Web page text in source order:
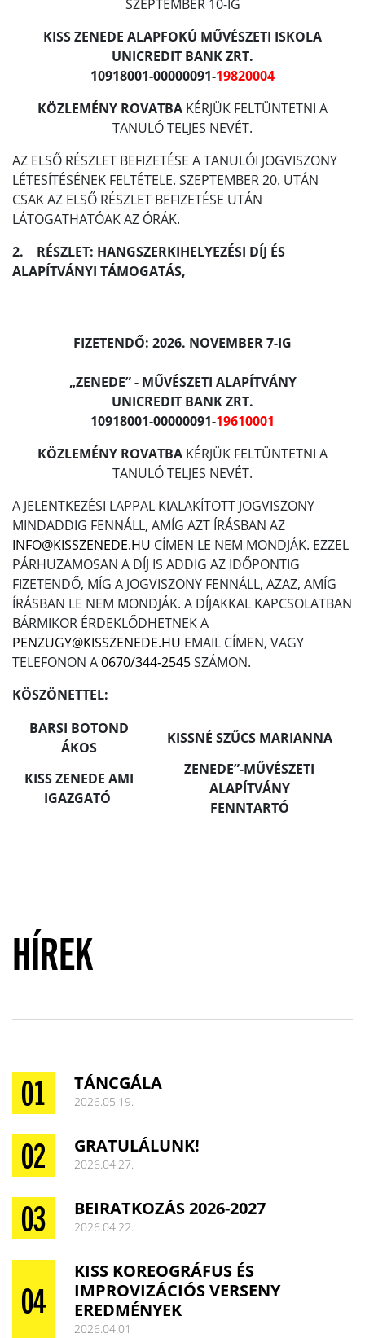
SZEPTEMBER 10-IG
KISS ZENEDE ALAPFOKÚ MŰVÉSZETI ISKOLA
UNICREDIT BANK ZRT.
10918001-00000091-19820004
KÖZLEMÉNY ROVATBA KÉRJÜK FELTÜNTETNI A
TANULÓ TELJES NEVÉT.
AZ ELSŐ RÉSZLET BEFIZETÉSE A TANULÓI JOGVISZONY
LÉTESÍTÉSÉNEK FELTÉTELE. SZEPTEMBER 20. UTÁN
CSAK AZ ELSŐ RÉSZLET BEFIZETÉSE UTÁN
LÁTOGATHATÓAK AZ ÓRÁK.
2. RÉSZLET: HANGSZERKIHELYEZÉSI DÍJ ÉS
ALAPÍTVÁNYI TÁMOGATÁS,
FIZETENDŐ: 2026. NOVEMBER 7-IG
„ZENEDE” - MŰVÉSZETI ALAPÍTVÁNY
UNICREDIT BANK ZRT.
10918001-00000091-19610001
KÖZLEMÉNY ROVATBA KÉRJÜK FELTÜNTETNI A
TANULÓ TELJES NEVÉT.
A JELENTKEZÉSI LAPPAL KIALAKÍTOTT JOGVISZONY
MINDADDIG FENNÁLL, AMÍG AZT ÍRÁSBAN AZ
INFO@KISSZENEDE.HU CÍMEN LE NEM MONDJÁK. EZZEL
PÁRHUZAMOSAN A DÍJ IS ADDIG AZ IDŐPONTIG
FIZETENDŐ, MÍG A JOGVISZONY FENNÁLL, AZAZ, AMÍG
ÍRÁSBAN LE NEM MONDJÁK. A DÍJAKKAL KAPCSOLATBAN
BÁRMIKOR ÉRDEKLŐDHETNEK A
PENZUGY@KISSZENEDE.HU EMAIL CÍMEN, VAGY
TELEFONON A0670/344-2545SZÁMON.
KÖSZÖNETTEL:
BARSI BOTOND
ÁKOS
KISSNÉ SZŰCS MARIANNA
KISS ZENEDE AMI
IGAZGATÓ
ZENEDE”-MŰVÉSZETI
ALAPÍTVÁNY
FENNTARTÓ
HÍREK
TÁNCGÁLA
2026.05.19.
GRATULÁLUNK!
2026.04.27.
BEIRATKOZÁS 2026-2027
2026.04.22.
KISS KOREOGRÁFUS ÉS
IMPROVIZÁCIÓS VERSENY
EREDMÉNYEK
2026.04.01